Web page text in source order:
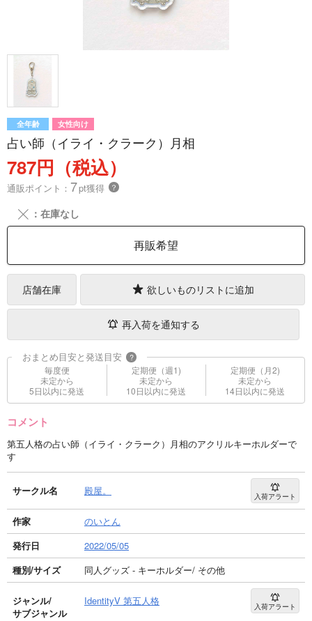
全年齢 女性向け
占い師（イライ・クラーク）月相
787円（税込）
通販ポイント： 7pt獲得 ？
╳ ：在庫なし
再販希望
店舗在庫 欲しいものリストに追加
再入荷を通知する
おまとめ目安と発送目安 ?
毎度便
未定から
5日以内に発送
定期便（週1)
未定から
10日以内に発送
定期便（月2)
未定から
14日以内に発送
コメント
第五人格の占い師（イライ・クラーク）月相のアクリルキーホルダーで
す
サークル名 殿屋。 入荷アラート
作家
のいとん
発行日
2022/05/05
種別/サイズ
同人グッズ - キーホルダー/ その他
ジャンル/
サブジャンル
IdentityV 第五人格 入荷アラート